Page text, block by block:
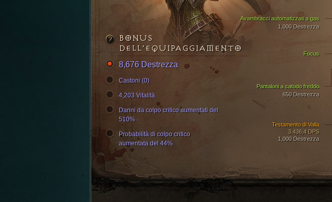
Avambracci automatizzati a gas
1,000 Destrezza
Pantaloni a catodo freddo
650 Destrezza
Testamento di Valla
3.436,4 DPS
1,000 Destrezza
Focus
BONUS
DELL’EQUIPAGGIAMENTO
8,676 Destrezza
Castoni (0)
4,203 Vitalità
Danni da colpo critico aumentati del
510%
Probabilità di colpo critico
aumentata del 44%